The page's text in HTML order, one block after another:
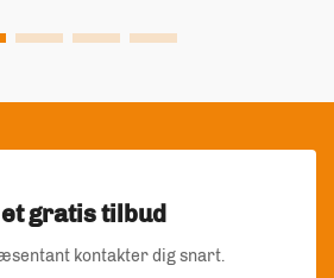
et gratis tilbud
kontakter dig snart.